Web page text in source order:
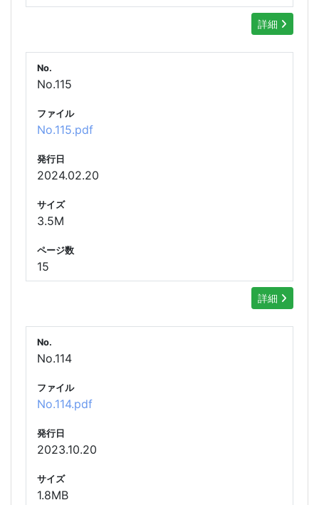
詳細
No.
No.115
ファイル
No.115.pdf
発行日
2024.02.20
サイズ
3.5M
ページ数
15
詳細
No.
No.114
ファイル
No.114.pdf
発行日
2023.10.20
サイズ
1.8MB